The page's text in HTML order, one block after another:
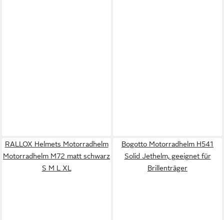
RALLOX Helmets Motorradhelm
Motorradhelm M72 matt schwarz
S M L XL
Bogotto Motorradhelm H541
Solid Jethelm, geeignet für
Brillenträger